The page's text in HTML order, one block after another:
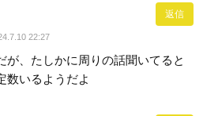
返信
22:27
が、たしかに周りの話聞いてると
数いるようだよ